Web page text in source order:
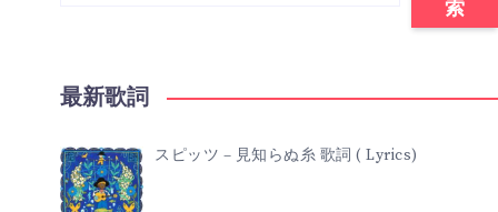
索
最新歌詞
スピッツ – 見知らぬ糸 歌詞 ( Lyrics)